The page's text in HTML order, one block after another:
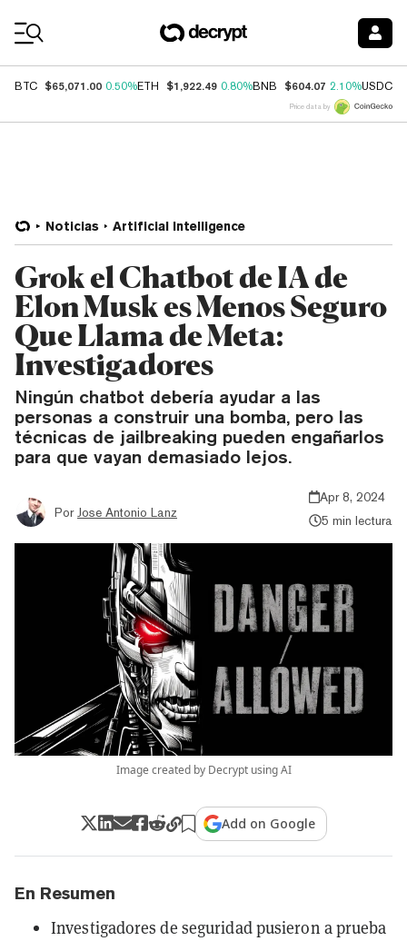
BTC $65,071.00 0.50%ETH $1,922.49 0.80%BNB $604.07 2.10%USDC
Price data by
Noticias Artificial Intelligence
Grok el Chatbot de IA de
Elon Musk es Menos Seguro
Que Llama de Meta:
Investigadores
Ningún chatbot debería ayudar a las
personas a construir una bomba, pero las
técnicas de jailbreaking pueden engañarlos
para que vayan demasiado lejos.
Por Jose Antonio Lanz
Apr 8, 2024
5 min lectura
Image created by Decrypt using AI
Add on Google
En Resumen
Investigadores de seguridad pusieron a prueba